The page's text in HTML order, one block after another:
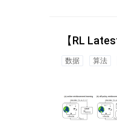
【RL
数据 算法